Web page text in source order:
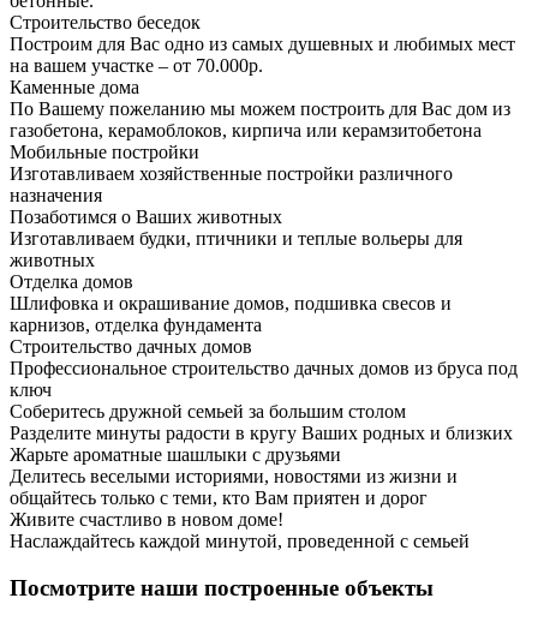
Строительство беседок
Построим для Вас одно из самых душевных и любимых мест
на вашем участке – от 70.000р.
Каменные дома
По Вашему пожеланию мы можем построить для Вас дом из
газобетона, керамоблоков, кирпича или керамзитобетона
Мобильные постройки
Изготавливаем хозяйственные постройки различного
назначения
Позаботимся о Ваших животных
Изготавливаем будки, птичники и теплые вольеры для
животных
Отделка домов
Шлифовка и окрашивание домов, подшивка свесов и
карнизов, отделка фундамента
Строительство дачных домов
Профессиональное строительство дачных домов из бруса под
ключ
Соберитесь дружной семьей за большим столом
Разделите минуты радости в кругу Ваших родных и близких
Жарьте ароматные шашлыки с друзьями
Делитесь веселыми историями, новостями из жизни и
общайтесь только с теми, кто Вам приятен и дорог
Живите счастливо в новом доме!
Наслаждайтесь каждой минутой, проведенной с семьей
Посмотрите наши построенные объекты